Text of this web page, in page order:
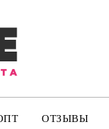
ОТЗЫВЫ